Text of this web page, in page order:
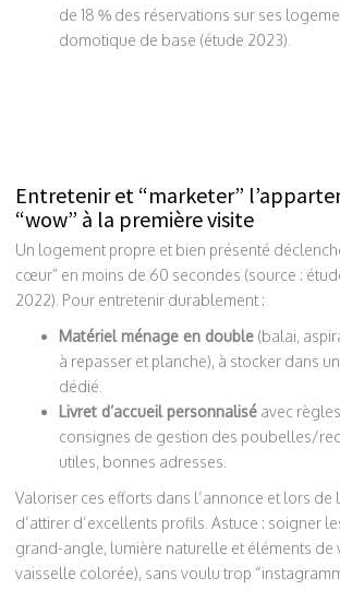
de 18 % des réservations sur ses
domotique de base (étude 2023).
Entretenir et “marketer”
“wow” à la première visite
Un logement propre et bien présenté
cœur” en moins de 60 secondes (source :
2022). Pour entretenir durablement :
Matériel ménage en double (balai,
à repasser et planche), à stocker dans
dédié.
Livret d’accueil personnalisé avec
consignes de gestion des poubelles/
utiles, bonnes adresses.
Valoriser ces efforts dans l’annonce et lors de
d’attirer d’excellents profils. Astuce : soigner
grand-angle, lumière naturelle et éléments de
vaisselle colorée), sans voulu trop